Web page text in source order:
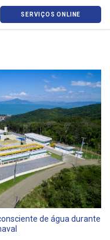
SERVIÇOS ONLINE
de água durante